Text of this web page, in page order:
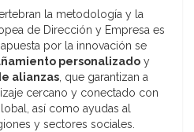
la metodología y la
de Dirección y Empresa es
por la innovación se
personalizado y
alianzas, que garantizan a
cercano y conectado con
así como ayudas al
y sectores sociales.